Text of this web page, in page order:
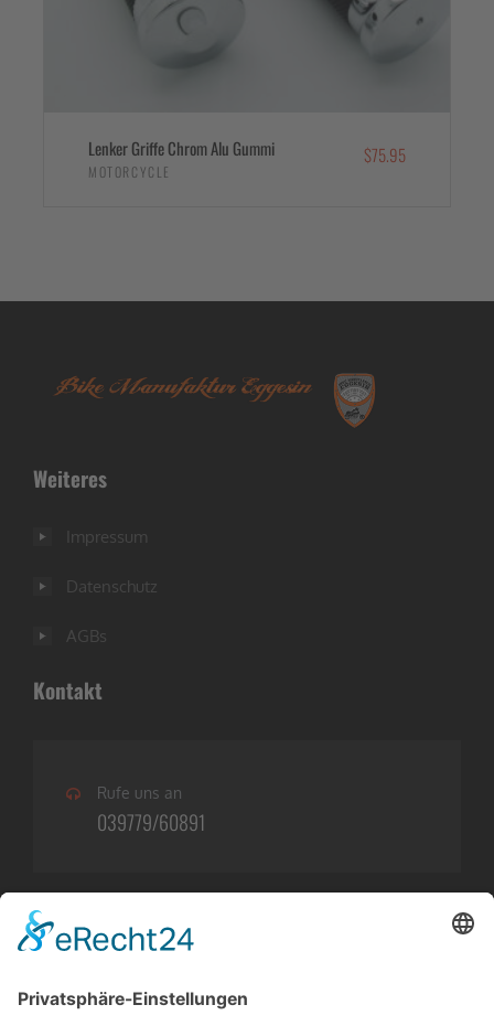
Lenker Griffe Chrom Alu Gummi
MOTORCYCLE
$75.95
Weiteres
Impressum
Datenschutz
AGBs
Kontakt
Rufe uns an
039779/60891